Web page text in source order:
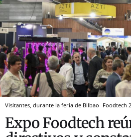
Visitantes, durante la feria de Bilbao Foodtech
Expo Foodtech